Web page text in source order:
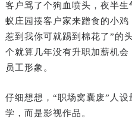
客户骂了个狗血喷头，夜半
蚁庄园揍客户家来蹭食的小鸡
惹到我你可就踢到棉花了”的
个就算几年没有升职加薪机
员工形象。
仔细想想，“职场窝囊废”人
学，而是影视作品。